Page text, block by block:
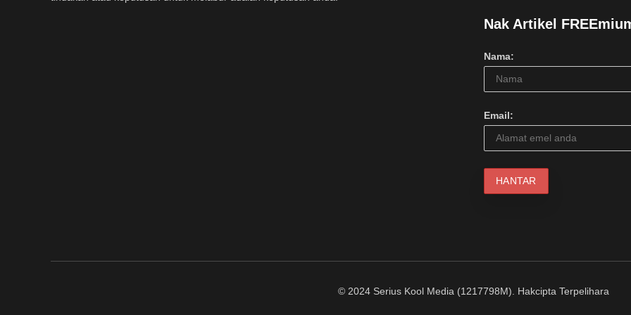
Nak Artikel
Nama:
Email:
© 2024 Serius Kool Media (1217798M). Hakcipta Terpelihara